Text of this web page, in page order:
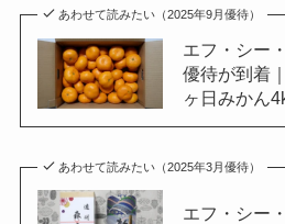
あわせて読みたい（2025年9月優待）
エフ・シー
優待が到着
ヶ日みかん
あわせて読みたい（2025年3月優待）
エフ・シー